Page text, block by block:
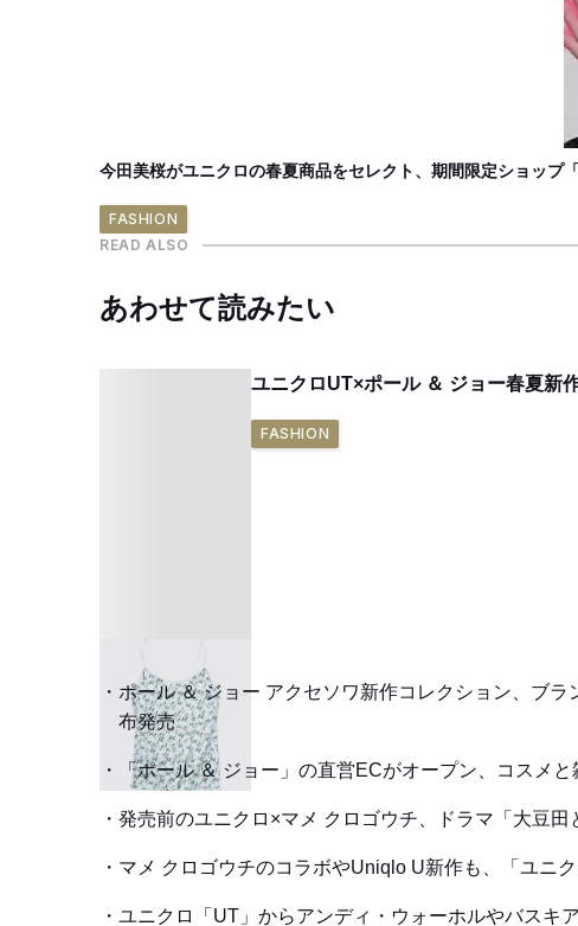
今田美桜がユニクロの春夏商品をセレクト、期間限定ショップ
FASHION
READ ALSO
あわせて読みたい
ユニクロUT×ポール ＆ ジョー春夏新
FASHION
ポール ＆ ジョー アクセソワ新作コレクション、ブ
布発売
「ポール ＆ ジョー」の直営ECがオープン、コスメ
発売前のユニクロ×マメ クロゴウチ、ドラマ「大豆
マメ クロゴウチのコラボやUniqlo U新作も、「ユニ
ユニクロ「UT」からアンディ・ウォーホルやバスキ